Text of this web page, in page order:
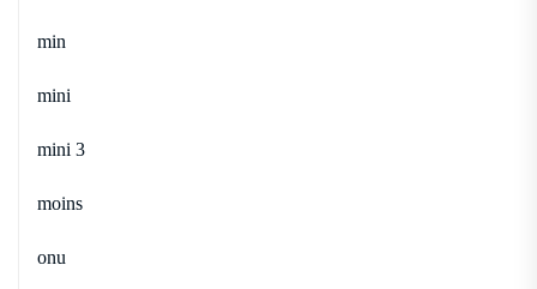
min
mini
mini 3
moins
onu